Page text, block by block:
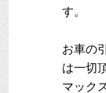
す。
お車の
は一切
マック